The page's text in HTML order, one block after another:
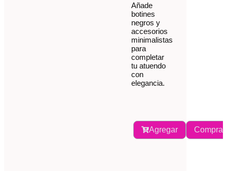
Añade
botines
negros y
accesorios
minimalistas
para
completar
tu atuendo
con
elegancia.
Agregar Comprar